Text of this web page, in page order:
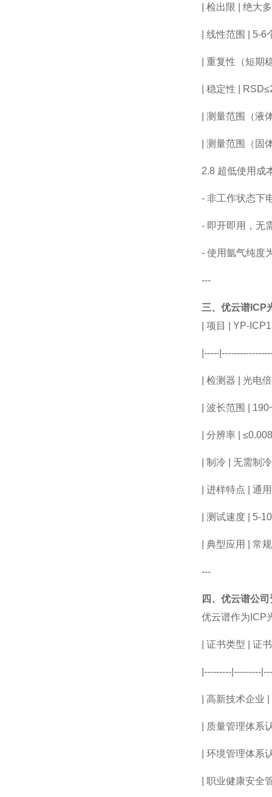
检出限 绝大
线性范围 | 5-6
重复性（短期
稳定性 | RSD≤
测量范围（液
测量范围（固
2.8 超低使用成
- 非工作状态下
- 即开即用，无
- 使用氩气纯度
---
三、优云谱ICP
项目 | YP-ICP1
|-----
检测器 光电
波长范围 |
分辨率 ≤
制冷 无需制
进样特点 通
测试速度 | 5-10
典型应用 常
---
四、优云谱公
优云谱作为 ICP
证书类型 证
|---------|---------
高新技术企业
质量管理体系
环境管理体系
职业健康安全